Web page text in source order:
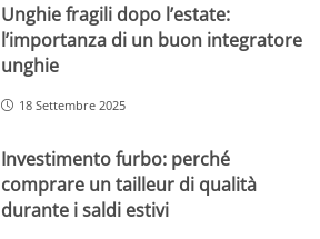
Unghie fragili dopo l’estate:
l’importanza di un buon integratore
unghie
18 Settembre 2025
Investimento furbo: perché
comprare un tailleur di qualità
durante i saldi estivi